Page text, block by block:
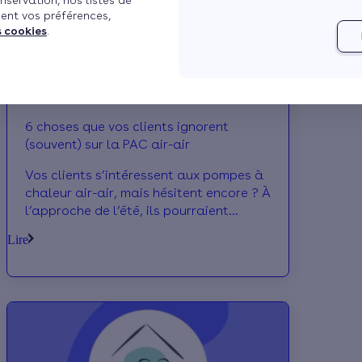
vos préférences,
cookies
6 choses que vos clients ignorent
(souvent) sur la PAC air-air
Vos clients s’intéressent aux pompes à
chaleur air-air, mais hésitent encore ? À
l’approche de l’été, ils pourraient
capacité à rafraîchir efficacement la
pouvoir leur expliquer clairement les
atouts de cette solution. Voici 6 points
clés à connaître pour mieux les
Lire